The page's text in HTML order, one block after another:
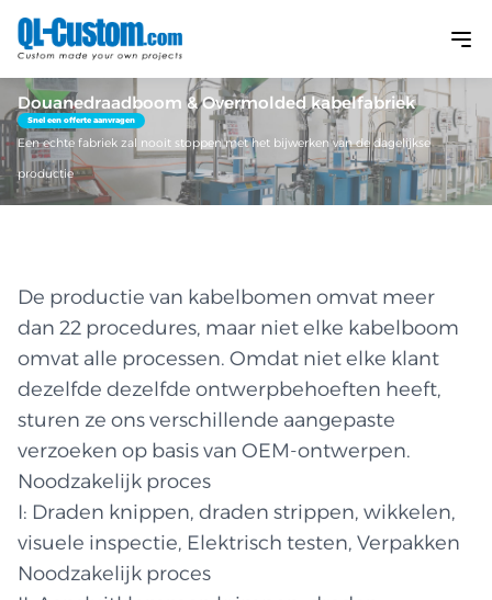
Douanedraadboom & Overmolded kabelfabriek
Snel een offerte aanvragen
Een echte fabriek zal nooit stoppen met het bijwerken van de dagelijkse
productie
De productie van kabelbomen omvat meer
dan 22 procedures, maar niet elke kabelboom
omvat alle processen. Omdat niet elke klant
dezelfde dezelfde ontwerpbehoeften heeft,
sturen ze ons verschillende aangepaste
verzoeken op basis van OEM-ontwerpen.
Noodzakelijk proces
I: Draden knippen, draden strippen, wikkelen,
visuele inspectie, Elektrisch testen, Verpakken
Noodzakelijk proces